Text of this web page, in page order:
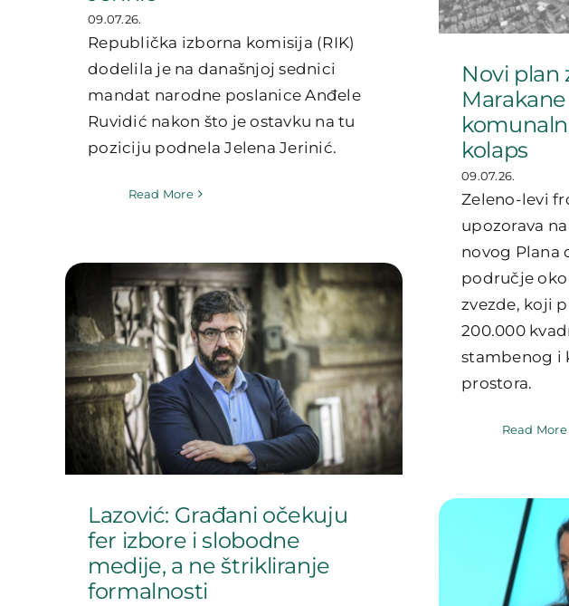
09.07.26.
Republička izborna komisija (RIK)
dodelila je na današnjoj sednici
mandat narodne poslanice Anđele
Ruvidić nakon što je ostavku na tu
poziciju podnela Jelena Jerinić.
Read More
Novi plan
kolaps
09.07.26.
Zeleno-levi
upozorava
novog Plana
područje
zvezde, koji
200.000
stambenog i
prostora.
Read More
Lazović: Građani očekuju
fer izbore i slobodne
medije, a ne štrikliranje
formalnosti